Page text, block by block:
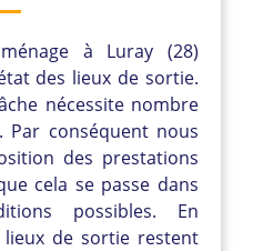
à Luray (28)
des lieux de sortie.
nécessite nombre
conséquent nous
des prestations
cela se passe dans
possibles. En
de sortie restent